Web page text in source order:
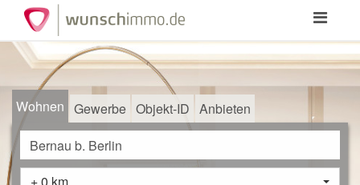
Toggle
Wohnen Gewerbe Objekt-ID Anbieten